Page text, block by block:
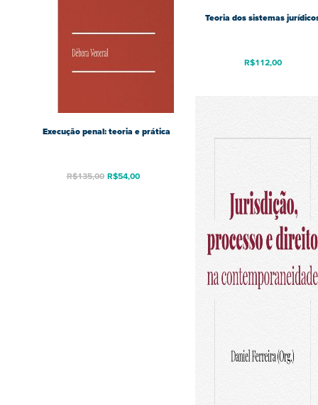
Execução penal: teoria e prática
R$135,00 R$54,00
Teoria dos sistemas
R$112,00